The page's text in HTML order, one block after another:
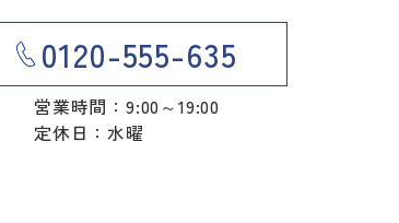
0120-555-635
営業時間：9:00～19:00
定休日：水曜